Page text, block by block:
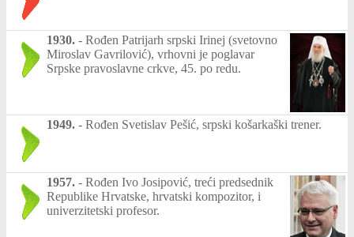
1930. - Rođen Patrijarh srpski Irinej (svetovno
Miroslav Gavrilović), vrhovni je poglavar
Srpske pravoslavne crkve, 45. po redu.
1949. - Rođen Svetislav Pešić, srpski košarkaški trener.
1957. - Rođen Ivo Josipović, treći predsednik
Republike Hrvatske, hrvatski kompozitor, i
univerzitetski profesor.